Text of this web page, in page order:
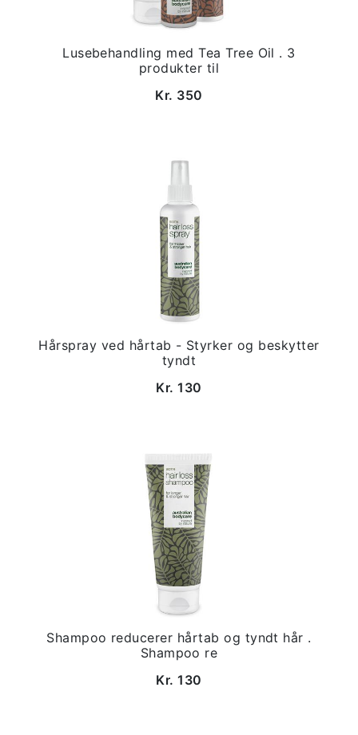
Lusebehandling med Tea Tree Oil . 3
produkter til
Kr. 350
Hårspray ved hårtab - Styrker og beskytter
tyndt
Kr. 130
Shampoo reducerer hårtab og tyndt hår .
Shampoo re
Kr. 130